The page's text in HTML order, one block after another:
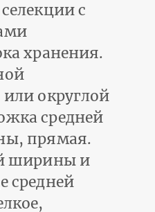
с
хранения.
округлой
средней
прямая.
ширины и
средней